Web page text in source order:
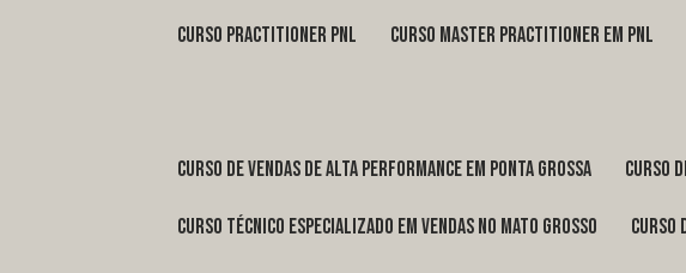
curso practitioner pnl curso master practitioner em pnl
curso de vendas de alta performance em Ponta Grossa curso
curso técnico especializado em vendas no Mato Grosso curso